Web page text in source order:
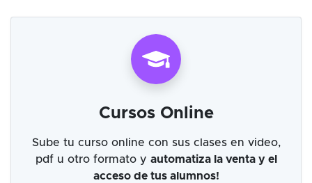
Cursos Online
Sube tu curso online con sus clases en video,
pdf u otro formato y automatiza la venta y el
acceso de tus alumnos!